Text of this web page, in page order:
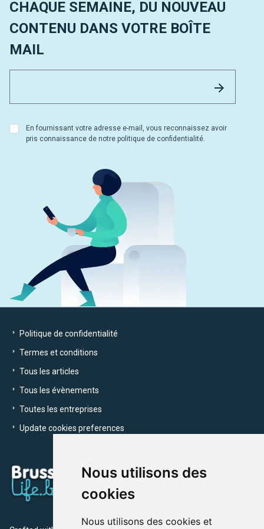
Nous utilisons des
cookies
Nous utilisons des cookies et
CHAQUE SEMAINE, DU NOUVEAU
CONTENU DANS VOTRE BOÎTE
MAIL
En fournissant votre adresse e-mail, vous reconnaissez avoir
pris connaissance de notre politique de confidentialité.
Politique de confidentialité
Termes et conditions
Tous les articles
Tous les évènements
Toutes les entreprises
Update cookies preferences